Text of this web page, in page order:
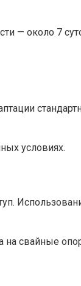
— около 7
условиях.
свайные